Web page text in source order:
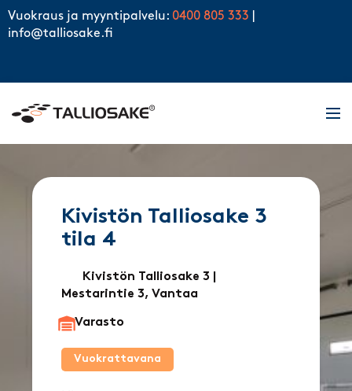
Skip to content
Vuokraus ja myyntipalvelu: 0400 805 333
info@talliosake.fi
Kivistön Talliosake 3
tila 4
Kivistön Talliosake 3
Mestarintie 3, Vantaa
Varasto
Vuokrattavana